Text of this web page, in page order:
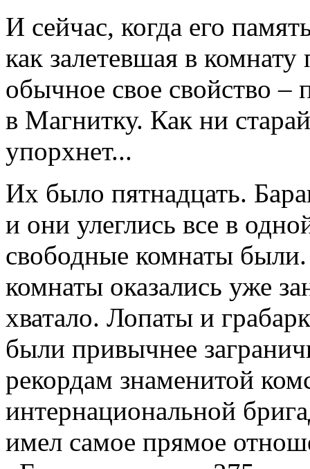
И сейчас, когда его
как залетевшая в
обычное свое свойство –
в Магнитку. Как ни
упорхнет...
Их было пятнадцать.
и они улеглись все в
свободные комнаты
комнаты оказались уже
хватало. Лопаты и
были привычнее
рекордам знаменитой
интернациональной
имел самое прямое